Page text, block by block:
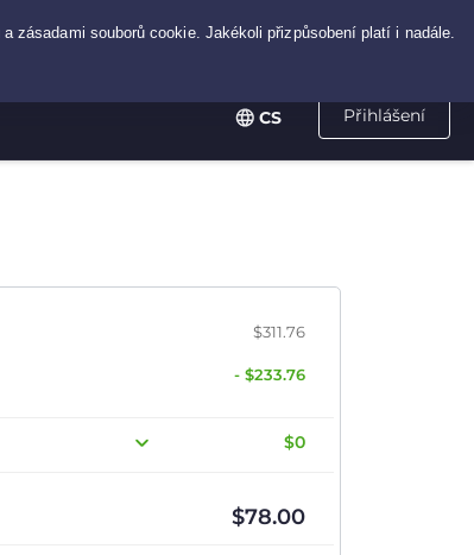
Přihlášení
CS
$311.76
- $233.76
$0
$78.00